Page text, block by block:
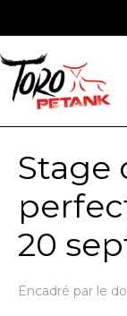
Stage
20
Encadré par le